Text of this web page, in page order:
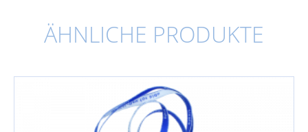
ÄHNLICHE PRODUKTE